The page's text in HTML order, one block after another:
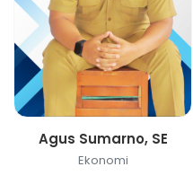
Agus Sumarno, SE
Ekonomi